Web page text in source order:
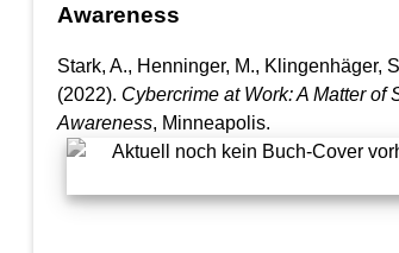
Awareness
Stark, A., Henninger, M., Klingenhäger,
(2022). Cybercrime at Work: A Matter of
Awareness, Minneapolis.